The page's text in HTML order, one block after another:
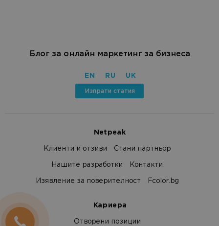
Блог за онлайн маркетинг за бизнеса
EN RU UK
Изпрати статия
Netpeak
Клиенти и отзиви Стани партньор
Нашите разработки Контакти
Изявление за поверителност Fcolor.bg
Кариера
Отворени позиции